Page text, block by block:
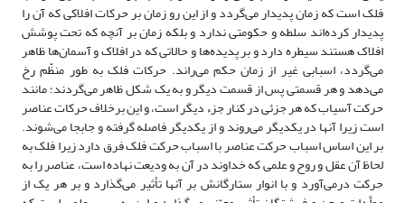
فلک است که زمان پدیدار می‌گردد و از این رو زمان بر حرکات افلاکی که آن را
پدیدار کرده‌اند سلطه و حکومتی ندارد و بلکه زمان بر آنچه که تحت پوشش
افلاک هستند سیطره دارد و بر پدیده‌ها و حالاتی که در افلاک و آسمان‌ها ظاهر
می‌گردد، اسبابی غیر از زمان حکم می‌راند. حرکات فلک به طور منظّم رخ
می‌دهد و هر قسمتی پس از قسمت دیگر و به یک شکل ظاهر می‌گردند؛ مانند
حرکت آسیاب که هر جزئی در کنار جزء دیگر است، و این برخلاف حرکات عناصر
است زیرا آنها در یکدیگر می‌روند و از یکدیگر فاصله گرفته و جابجا می‌شوند.
بر این اساس اسباب حرکت عناصر با اسباب حرکت فلک فرق دارد زیرا فلک به
لحاظ آن عقل و روح و علمی که خداوند در آن به ودیعت نهاده است، عناصر را به
حرکت درمی‌آورد و با انوار ستارگانش بر آنها تأثیر می‌گذارد و بر هر یک از